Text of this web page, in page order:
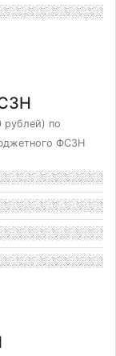
рублей) по
ФСЗН